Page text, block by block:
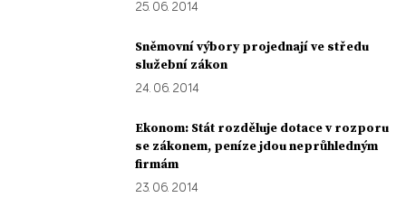
25. 06. 2014
Sněmovní výbory projednají ve středu
služební zákon
24. 06. 2014
Ekonom: Stát rozděluje dotace v rozporu
se zákonem, peníze jdou neprůhledným
firmám
23. 06. 2014